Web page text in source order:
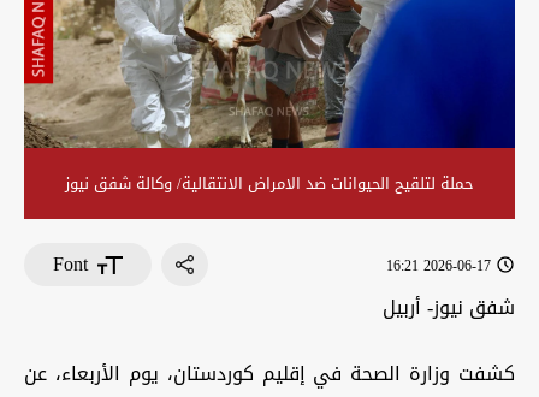
حملة لتلقيح الحيوانات ضد الامراض الانتقالية/ وكالة شفق نيوز
2026-06-17 16:21
Font
شفق نيوز- أربيل
كشفت وزارة الصحة في إقليم كوردستان، يوم الأربعاء، عن